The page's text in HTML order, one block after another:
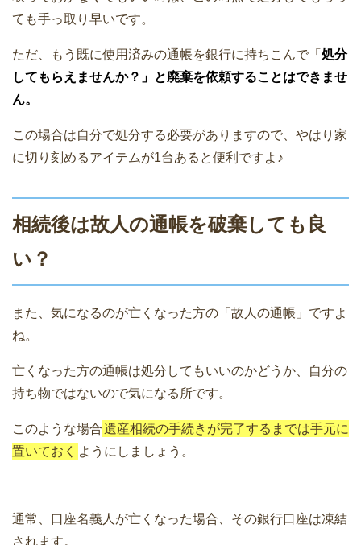
ても手っ取り早いです。
ただ、もう既に使用済みの通帳を銀行に持ちこんで「 処分
してもらえませんか？」と廃棄を依頼することはできませ
ん。
この場合は自分で処分する必要がありますので、やはり家
に切り刻めるアイテムが1台あると便利ですよ♪
相続後は故人の通帳を破棄しても良
い？
また、気になるのが亡くなった方の「故人の通帳」ですよ
ね。
亡くなった方の通帳は処分してもいいのかどうか、自分の
持ち物ではないので気になる所です。
このような場合遺産相続の手続きが完了するまでは手元に
置いておく ようにしましょう。
通常、口座名義人が亡くなった場合、その銀行口座は凍結
されます。